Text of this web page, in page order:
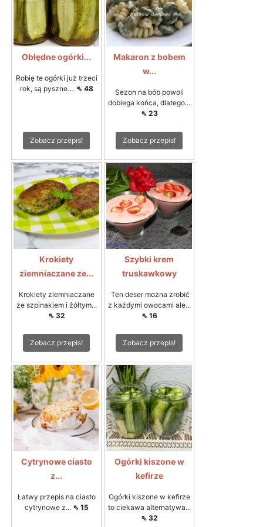
Obłędne ogórki...
Robię te ogórki już trzeci
rok, są pyszne.... ⇖ 48
Zobacz przepis!
Makaron z bobem
w...
Sezon na bób powoli
dobiega końca, dlatego...
⇖ 23
Zobacz przepis!
Krokiety
ziemniaczane ze...
Krokiety ziemniaczane
ze szpinakiem i żółtym...
⇖ 32
Zobacz przepis!
Szybki krem
truskawkowy
Ten deser można zrobić
z każdymi owocami ale...
⇖ 16
Zobacz przepis!
Cytrynowe ciasto
z...
Łatwy przepis na ciasto
cytrynowe z... ⇖ 15
Ogórki kiszone w
kefirze
Ogórki kiszone w kefirze
to ciekawa alternatywa...
⇖ 32